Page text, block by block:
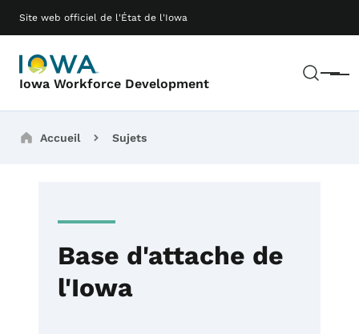
Passer au contenu principal
Site web officiel de l'État de l'Iowa
Iowa Workforce Development Menu
Main navigation
Breadcrumbs
Accueil Sujets
Base d'attache de
l'Iowa